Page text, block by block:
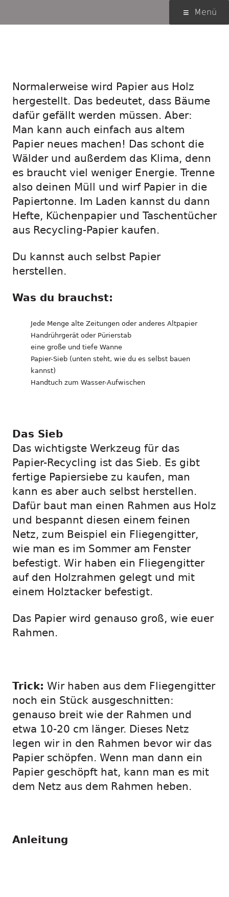
Menü
Menü
Normalerweise wird Papier aus Holz
hergestellt. Das bedeutet, dass Bäume
dafür gefällt werden müssen. Aber:
Man kann auch einfach aus altem
Papier neues machen! Das schont die
Wälder und außerdem das Klima, denn
es braucht viel weniger Energie. Trenne
also deinen Müll und wirf Papier in die
Papiertonne. Im Laden kannst du dann
Hefte, Küchenpapier und Taschentücher
aus Recycling-Papier kaufen.
Du kannst auch selbst Papier
herstellen.
Was du brauchst:
Jede Menge alte Zeitungen oder anderes Altpapier
Handrührgerät oder Pürierstab
eine große und tiefe Wanne
Papier-Sieb (unten steht, wie du es selbst bauen
kannst)
Handtuch zum Wasser-Aufwischen
Das Sieb
Das wichtigste Werkzeug für das
Papier-Recycling ist das Sieb. Es gibt
fertige Papiersiebe zu kaufen, man
kann es aber auch selbst herstellen.
Dafür baut man einen Rahmen aus Holz
und bespannt diesen einem feinen
Netz, zum Beispiel ein Fliegengitter,
wie man es im Sommer am Fenster
befestigt. Wir haben ein Fliegengitter
auf den Holzrahmen gelegt und mit
einem Holztacker befestigt.
Das Papier wird genauso groß, wie euer
Rahmen.
Trick: Wir haben aus dem Fliegengitter
noch ein Stück ausgeschnitten:
genauso breit wie der Rahmen und
etwa 10-20 cm länger. Dieses Netz
legen wir in den Rahmen bevor wir das
Papier schöpfen. Wenn man dann ein
Papier geschöpft hat, kann man es mit
dem Netz aus dem Rahmen heben.
Anleitung